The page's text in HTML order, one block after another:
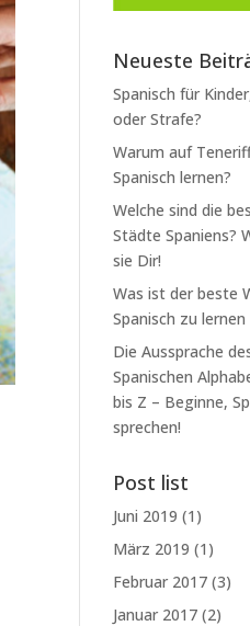
Neueste
Spanisch für
oder Strafe?
Warum auf
Spanisch lernen?
Welche sind die
Städte Spaniens?
sie Dir!
Was ist der beste
Spanisch zu lernen
Die Aussprache
Spanischen
bis Z – Beginne,
sprechen!
Post list
Juni 2019 (1)
März 2019 (1)
Februar 2017 (3)
Januar 2017 (2)